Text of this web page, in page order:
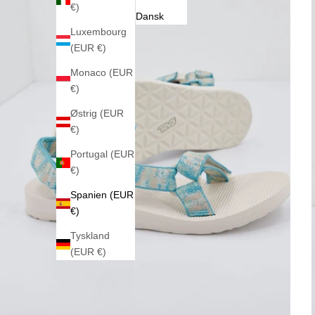
€)
Luxembourg
(EUR €)
Monaco (EUR
€)
Østrig (EUR
€)
Portugal (EUR
€)
Spanien (EUR
€)
Tyskland
(EUR €)
Dansk